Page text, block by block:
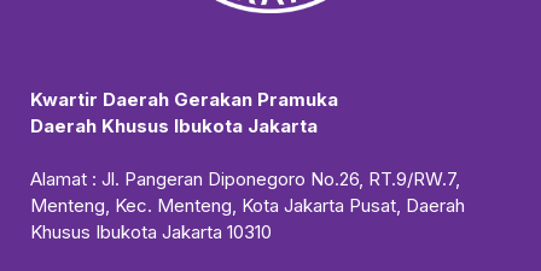
Kwartir Daerah Gerakan Pramuka
Daerah Khusus Ibukota Jakarta
Alamat : Jl. Pangeran Diponegoro No.26, RT.9/RW.7,
Menteng, Kec. Menteng, Kota Jakarta Pusat, Daerah
Khusus Ibukota Jakarta 10310